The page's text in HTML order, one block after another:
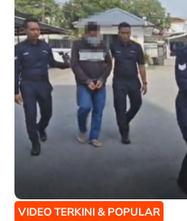
VIDEO TERKINI & POPULAR